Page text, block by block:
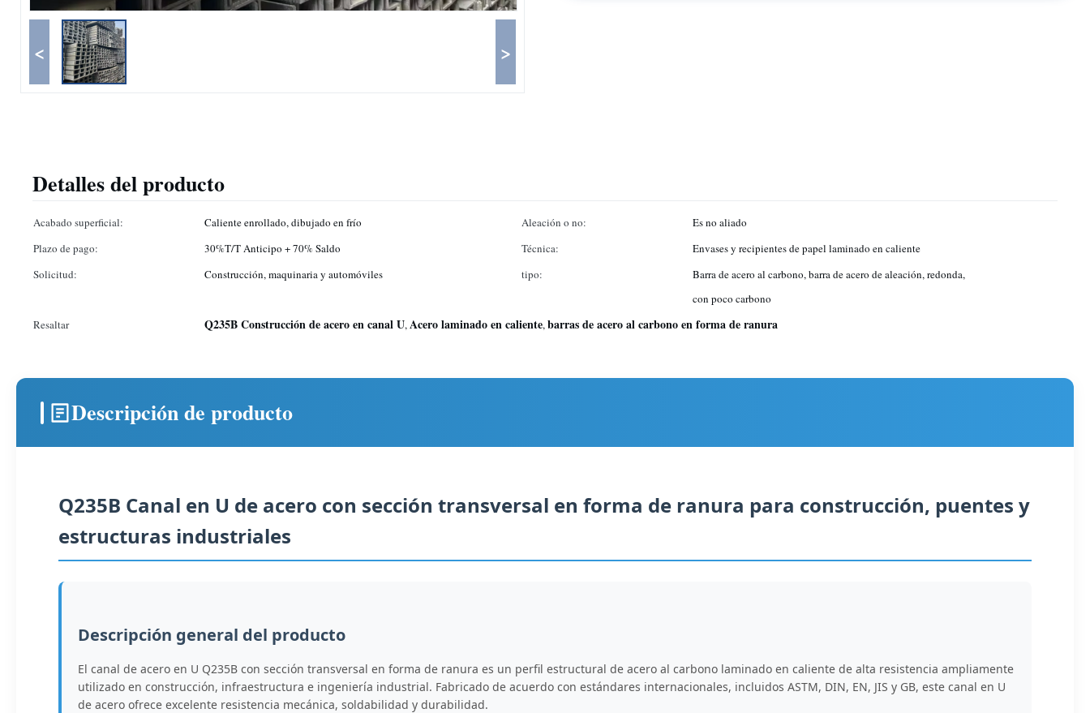
< >
Detalles del producto
Acabado superficial: Caliente enrollado, dibujado en frío Aleación o no:
Es no aliado
Plazo de pago:
30%T/T Anticipo + 70% Saldo Técnica:
Envases y recipientes de papel laminado en caliente
Solicitud:
Construcción, maquinaria y automóviles tipo:
Barra de acero al carbono, barra de acero de aleación, redonda,
con poco carbono
Resaltar
Q235B Construcción de acero en canal U,Acero laminado en caliente,barras de acero al carbono en forma de ranura
Descripción de producto
Q235B Canal en U de acero con sección transversal en forma de ranura para construcción, puentes y
estructuras industriales
Descripción general del producto
El canal de acero en U Q235B con sección transversal en forma de ranura es un perfil estructural de acero al carbono laminado en caliente de alta resistencia ampliamente
utilizado en construcción, infraestructura e ingeniería industrial. Fabricado de acuerdo con estándares internacionales, incluidos ASTM, DIN, EN, JIS y GB, este canal en U
de acero ofrece excelente resistencia mecánica, soldabilidad y durabilidad.